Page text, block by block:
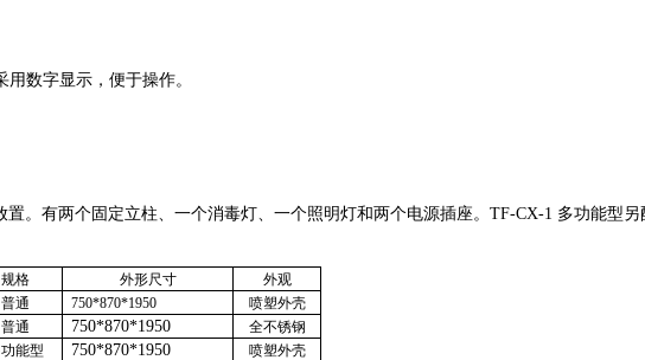
数字显示，便于操作。
。有两个固定立柱、一个消毒灯、一个照明灯和两个电源插座。TF-CX-1 多功能型
规格 外形尺寸
外观
普通 750*870*1950
喷塑外壳
普通 750*870*1950
全不锈钢
能型 750*870*1950
喷塑外壳